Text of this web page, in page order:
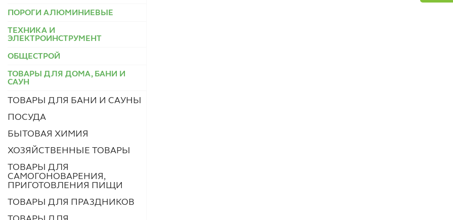
ПОРОГИ АЛЮМИНИЕВЫЕ
ТЕХНИКА И
ЭЛЕКТРОИНСТРУМЕНТ
ОБЩЕСТРОЙ
ТОВАРЫ ДЛЯ ДОМА, БАНИ И
САУН
ТОВАРЫ ДЛЯ БАНИ И САУНЫ
ПОСУДА
БЫТОВАЯ ХИМИЯ
ХОЗЯЙСТВЕННЫЕ ТОВАРЫ
ТОВАРЫ ДЛЯ
САМОГОНОВАРЕНИЯ,
ПРИГОТОВЛЕНИЯ ПИЩИ
ТОВАРЫ ДЛЯ ПРАЗДНИКОВ